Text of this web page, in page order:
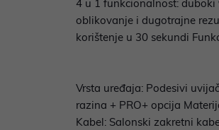
4 u 1 funkcionalnost:
oblikovanje i dugotrajne
korištenje u 30 sekundi
Vrsta uređaja: Podesivi
razina + PRO+ opcija
Kabel: Salonski zakretni